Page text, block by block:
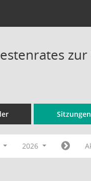
Sitzungen
2026